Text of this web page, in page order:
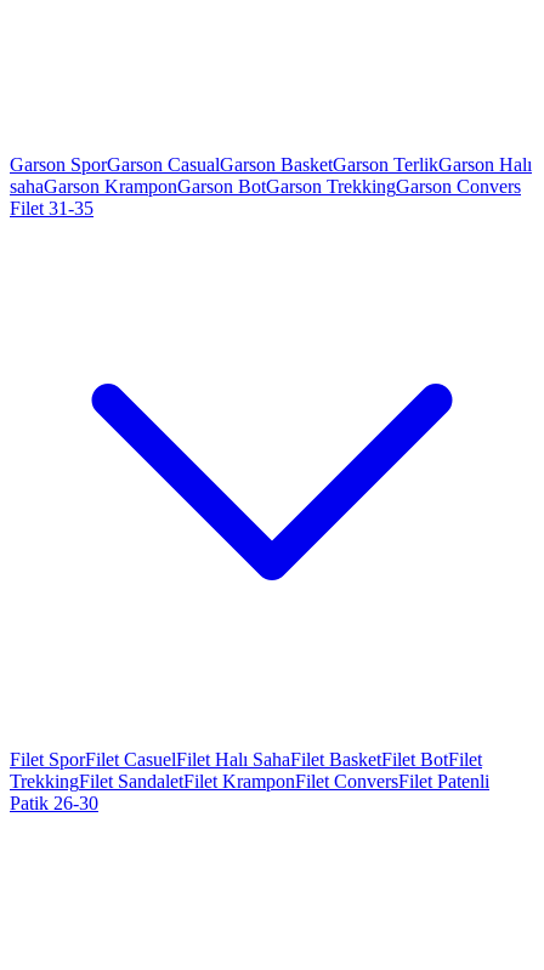
Garson SporGarson CasualGarson BasketGarson TerlikGarson Halı
sahaGarson KramponGarson BotGarson TrekkingGarson Convers
Filet 31-35
Filet SporFilet CasuelFilet Halı SahaFilet BasketFilet BotFilet
TrekkingFilet SandaletFilet KramponFilet ConversFilet Patenli
Patik 26-30